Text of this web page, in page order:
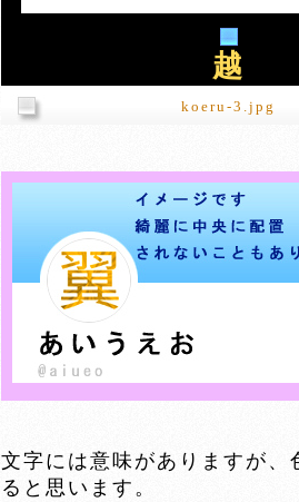
越
koeru-3.jpg
文字には意味がありますが
ると思います。